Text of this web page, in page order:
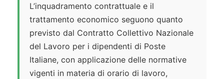
L’inquadramento contrattuale e il
trattamento economico seguono quanto
previsto dal Contratto Collettivo Nazionale
del Lavoro per i dipendenti di Poste
Italiane, con applicazione delle normative
vigenti in materia di orario di lavoro,